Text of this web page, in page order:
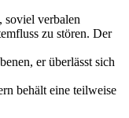
soviel verbalen
zu stören. Der
er überlässt sich
behält eine teilweise